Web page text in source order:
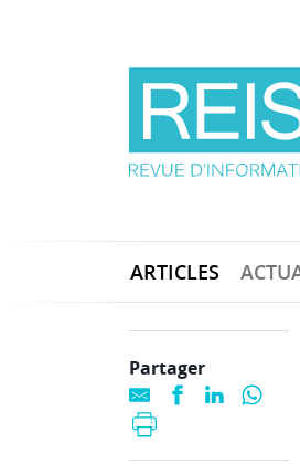
ARTICLES
Partager